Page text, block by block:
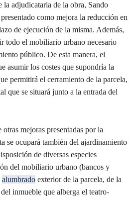
adjudicataria de la obra, Sando
como mejora la reducción en
de ejecución de la misma. Además,
todo el mobiliario urbano necesario
público. De esta manera, el
asumir los costes que supondría la
permitirá el cerramiento de la parcela,
que se situará junto a la entrada del
otras mejoras presentadas por la
se ocupará también del ajardinamiento
de diversas especies
del mobiliario urbano (bancos y
alumbrado exterior de la parcela, de la
inmueble que alberga el teatro-